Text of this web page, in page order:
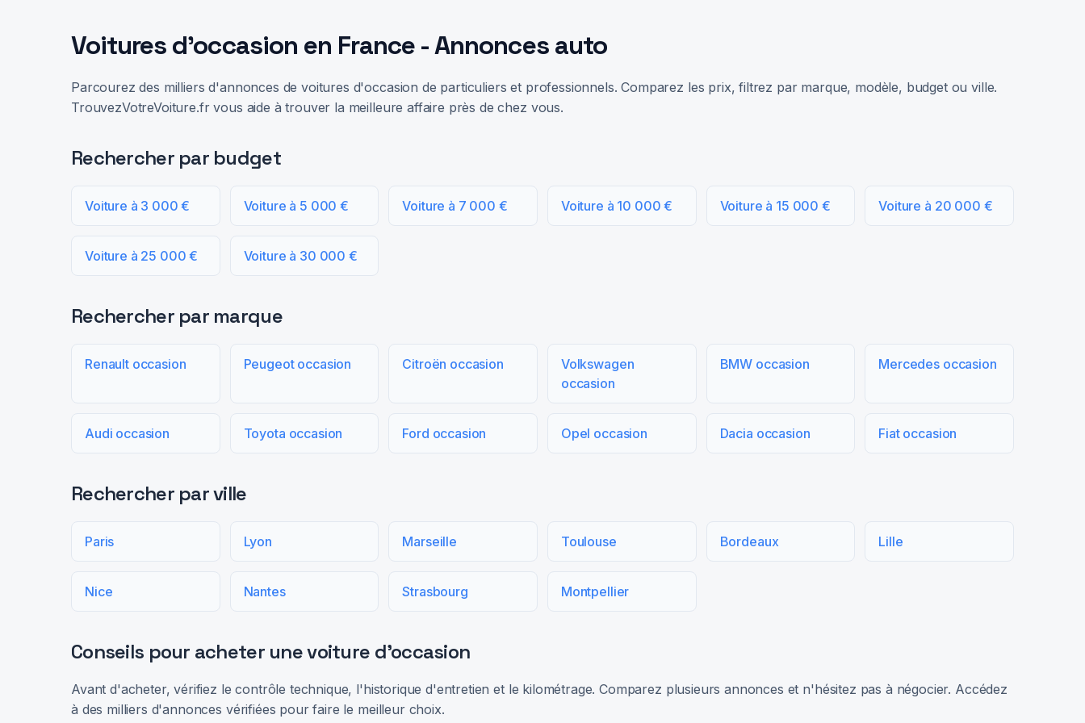
Voitures d'occasion en France - Annonces auto
Parcourez des milliers d'annonces de voitures d'occasion de particuliers et professionnels. Comparez les prix, filtrez par marque, modèle, budget ou ville.
TrouvezVotreVoiture.fr vous aide à trouver la meilleure affaire près de chez vous.
Rechercher par budget
Voiture à 3 000 € Voiture à 5 000 € Voiture à 7 000 € Voiture à 10 000 € Voiture à 15 000 € Voiture à 20 000 €
Voiture à 25 000 € Voiture à 30 000 €
Rechercher par marque
Renault occasion Peugeot occasion Citroën occasion
Volkswagen
occasion
BMW occasion Mercedes occasion
Audi occasion Toyota occasion Ford occasion Opel occasion Dacia occasion Fiat occasion
Rechercher par ville
Paris Lyon Marseille Toulouse Bordeaux Lille
Nice Nantes Strasbourg Montpellier
Conseils pour acheter une voiture d'occasion
Avant d'acheter, vérifiez le contrôle technique, l'historique d'entretien et le kilométrage. Comparez plusieurs annonces et n'hésitez pas à négocier. Accédez
à des milliers d'annonces vérifiées pour faire le meilleur choix.